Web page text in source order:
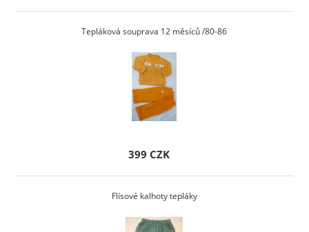
Tepláková souprava 12 měsíců /80-86
399 CZK
Flísové kalhoty tepláky